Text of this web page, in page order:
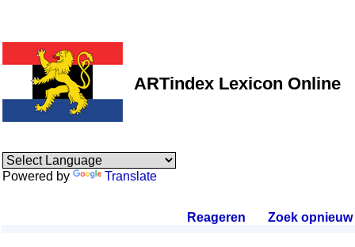
ARTindex Lexicon Online
Powered by Translate
Reageren Zoek opnieuw.